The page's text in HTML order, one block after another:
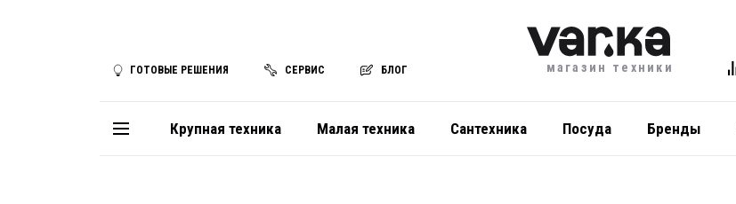
ГОТОВЫЕ РЕШЕНИЯ СЕРВИС БЛОГ магазин техники
Крупная техника Малая техника Сантехника Посуда Бренды